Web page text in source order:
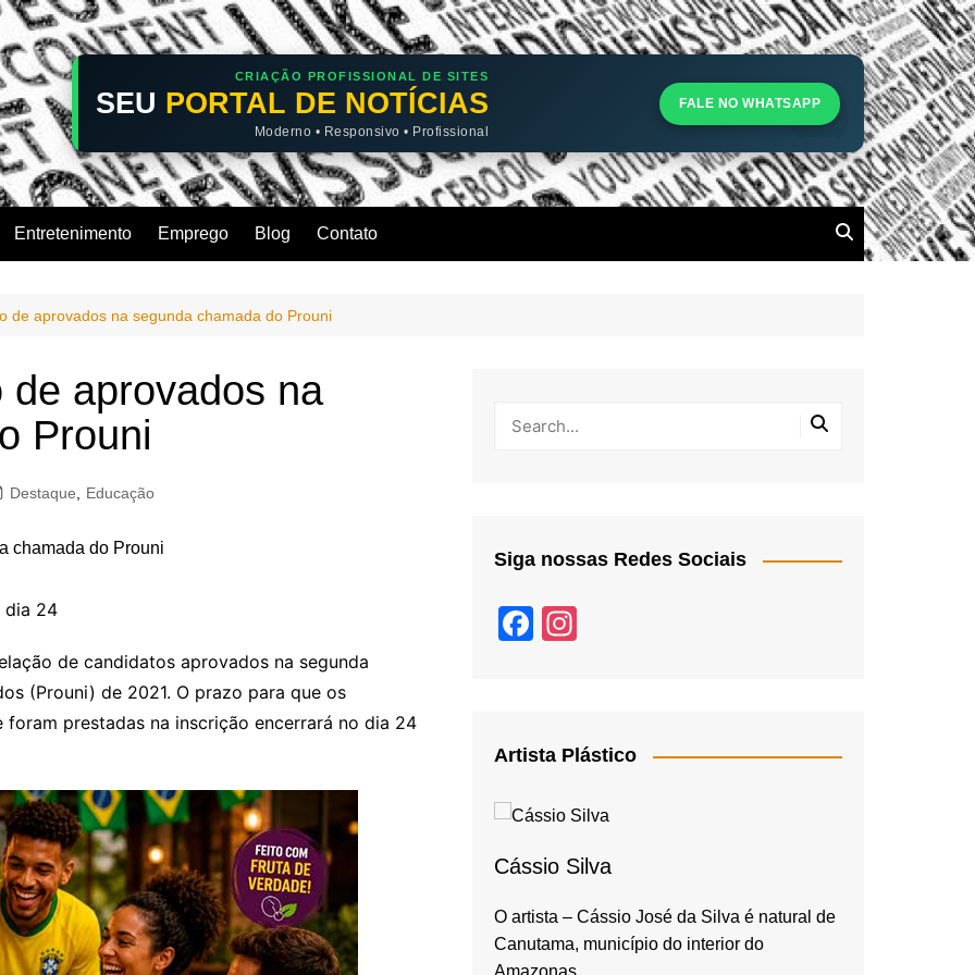
CRIAÇÃO PROFISSIONAL DE SITES
SEU PORTAL DE NOTÍCIAS
Moderno • Responsivo • Profissional
FALE NO WHATSAPP
Entretenimento Emprego Blog Contato
de aprovados na segunda chamada do Prouni
de aprovados na
Prouni
Destaque Educação
dia 24
de candidatos aprovados na segunda
(Prouni) de 2021. O prazo para que os
prestadas na inscrição encerrará no dia 24
Siga nossas Redes Sociais
F
b
o
k
a
Artista Plástico
Cássio Silva
O artista – Cássio José da Silva é natural de
Canutama, município do interior do
Amazonas,